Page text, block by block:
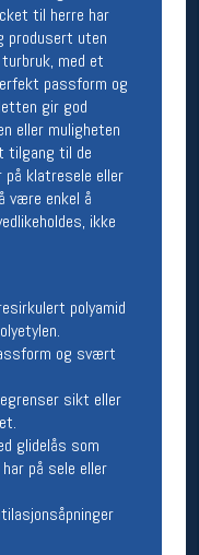
til herre har
produsert uten
med et
passform og
gir god
eller muligheten
tilgang til de
på klatresele eller
være enkel å
ikke
polyamid
og svært
sikt eller
glidelås som
på sele eller
18
16
18
blå